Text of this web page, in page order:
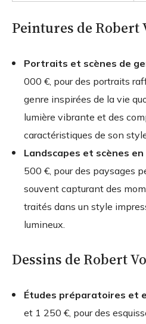
Peintures de Robert
Portraits et scènes de
000 €, pour des portraits
genre inspirées de la vie
lumière vibrante et des
caractéristiques de son
Landscapes et scènes
500 €, pour des paysages
souvent capturant des
traités dans un style
lumineux.
Dessins de Robert
Études préparatoires et
et 1 250 €, pour des